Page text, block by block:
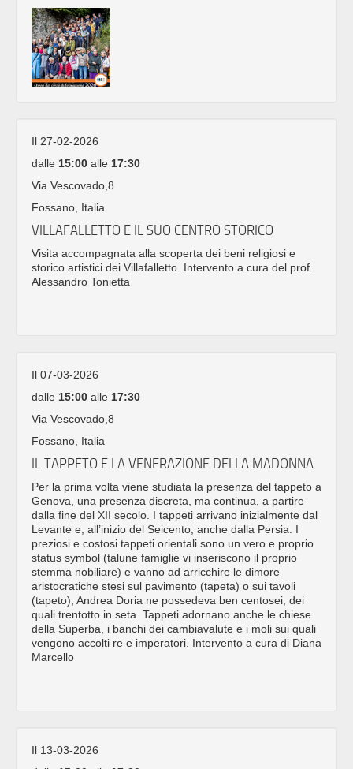
Il 27-02-2026
dalle 15:00 alle 17:30
Via Vescovado,8
Fossano, Italia
VILLAFALLETTO E IL SUO CENTRO STORICO
Visita accompagnata alla scoperta dei beni religiosi e
storico artistici dei Villafalletto. Intervento a cura del prof.
Alessandro Tonietta
Il 07-03-2026
dalle 15:00 alle 17:30
Via Vescovado,8
Fossano, Italia
IL TAPPETO E LA VENERAZIONE DELLA MADONNA
Per la prima volta viene studiata la presenza del tappeto a
Genova, una presenza discreta, ma continua, a partire
dalla fine del XII secolo. I tappeti arrivano inizialmente dal
Levante e, all’inizio del Seicento, anche dalla Persia. I
preziosi e costosi tappeti orientali sono un vero e proprio
status symbol (talune famiglie vi inseriscono il proprio
stemma nobiliare) e vanno ad arricchire le dimore
aristocratiche stesi sul pavimento (tapeta) o sui tavoli
(tapeto); Andrea Doria ne possedeva ben centosei, dei
quali trentotto in seta. Tappeti adornano anche le chiese
della Superba, i banchi dei cambiavalute e i moli sui quali
vengono accolti re e imperatori. Intervento a cura di Diana
Marcello
Il 13-03-2026